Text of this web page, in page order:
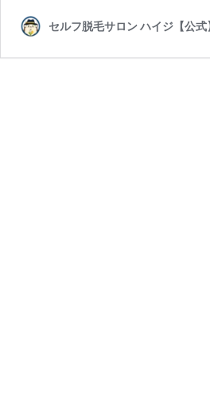
セルフ脱毛サロン ハイジ【公